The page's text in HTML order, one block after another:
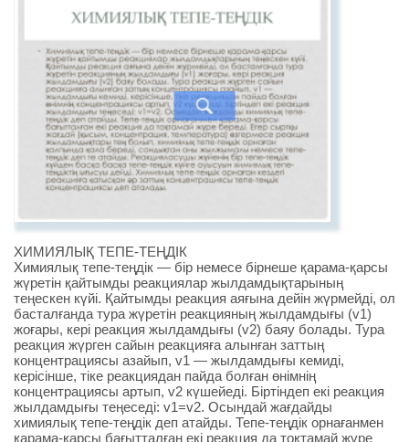
ХИМИЯЛЫҚ ТЕПЕ-ТЕҢДІК
Химиялық тепе-теңдік — бір немесе бірнеше қарама-қарсы
жүретін қайтымды реакциялар жылдамдықтарының
теңескен күйі. Қайтымды реакция аяғына дейін жүрмейді, ол
басталғанда тура жүретін реакцияның жылдамдығы (v1)
жоғары, кері реакция жылдамдығы (v2) баяу болады. Тура
реакция жүрген сайын реакцияға алынған заттың
концентрациясы азайып, v1 — жылдамдығы кемиді,
керісінше, тіке реакциядан пайда болған өнімнің
концентрациясы артып, v2 күшейеді. Біртіндеп екі реакция
жылдамдығы теңеседі: v1=v2. Осындай жағдайды
химиялық тепе-теңдік деп атайды. Тепе-теңдік орнағанмен
қарама-қарсы бағытталған екі реакция да тоқтамай жүре